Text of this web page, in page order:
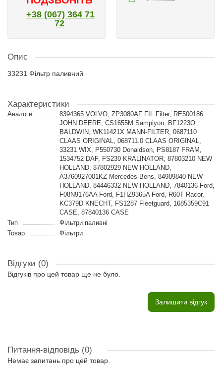
+38 (067) 364 71
72
Опис
33231 Фільтр паливний
Характеристики
Аналоги
8394365 VOLVO, ZP3080AF FIL Filter, RE500186
JOHN DEERE, CS1655M Sampiyon, BF1223O
BALDWIN, WK11421X MANN-FILTER, 0687110
CLAAS ORIGINAL, 068711.0 CLAAS ORIGINAL,
33231 WIX, P550730 Donaldson, PS8187 FRAM,
1534752 DAF, FS239 KRALINATOR, 87803210 NEW
HOLLAND, 87802929 NEW HOLLAND,
A3760927001KZ Mercedes-Bens, 84989840 NEW
HOLLAND, 84446332 NEW HOLLAND, 7840136 Ford,
F08N9176AA Ford, F1HZ9365A Ford, R60T Racor,
KC379D KNECHT, FS1287 Fleetguard, 1685359C91
CASE, 87840136 CASE
Тип
Фільтри паливні
Товар
Фільтри
Відгуки (0)
Відгуків про цей товар ще не було.
Залишити відгук
Питання-відповідь (0)
Немає запитань про цей товар.